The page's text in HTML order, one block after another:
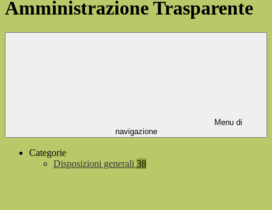
Amministrazione Trasparente
Menu di
navigazione
Categorie
Disposizioni generali 38